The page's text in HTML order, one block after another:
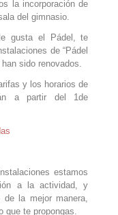
la incorporación de
del gimnasio.
gusta el Pádel, te
de “Pádel
sido renovados.
y los horarios de
a partir del 1de
estamos
a la actividad, y
de la mejor manera,
que te propongas.